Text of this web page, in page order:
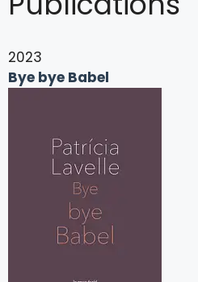
2023
Bye bye Babel